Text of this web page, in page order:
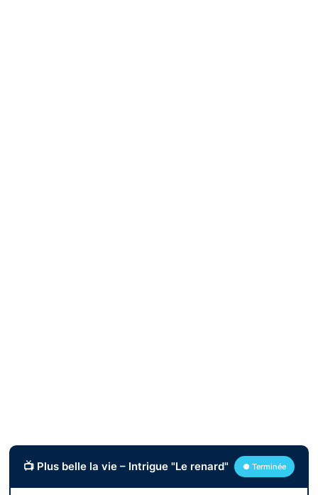
📺 Plus belle la vie – Intrigue "Le renard" ● Terminée